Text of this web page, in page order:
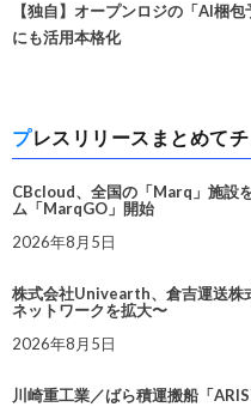
【独自】オープンロジの「AI梱
にも活用本格化
プレスリリースまとめて
CBcloud、全国の「Marq」施設
ム「MarqGO」開始
2026年8月5日
株式会社Univearth、倉吉運送株
ネットワークを拡大〜
2026年8月5日
川崎重工業／ばら積運搬船「